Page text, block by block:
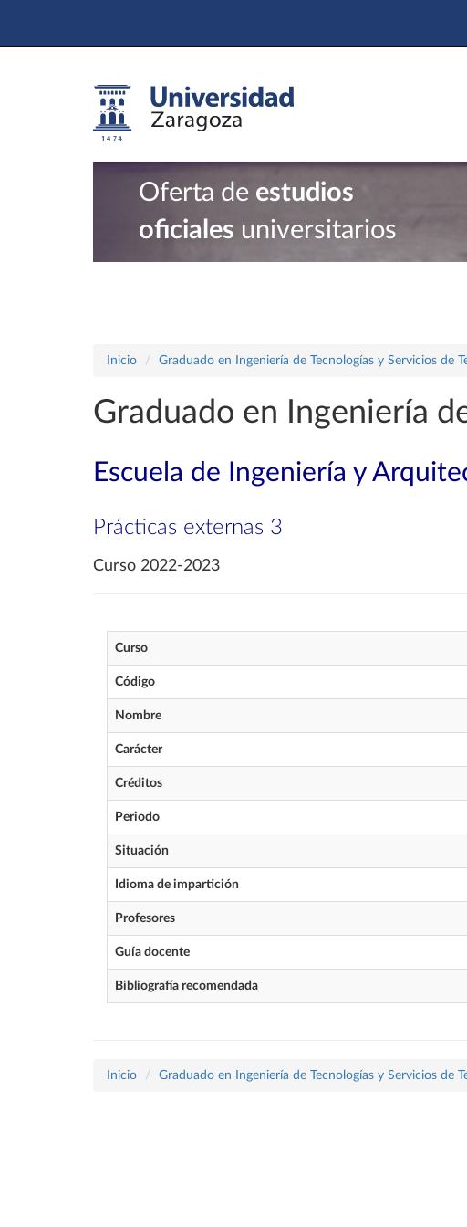
Oferta de estudios
oficiales universitarios
Inicio Graduado en Ingeniería de Tecnologías y Servicios de
Graduado en Ingeniería
Escuela de Ingeniería y
Prácticas externas 3
Curso 2022-2023
Curso
Código
Nombre
Carácter
Créditos
Periodo
Situación
Idioma de impartición
Profesores
Guía docente
Bibliografía recomendada
Inicio Graduado en Ingeniería de Tecnologías y Servicios de